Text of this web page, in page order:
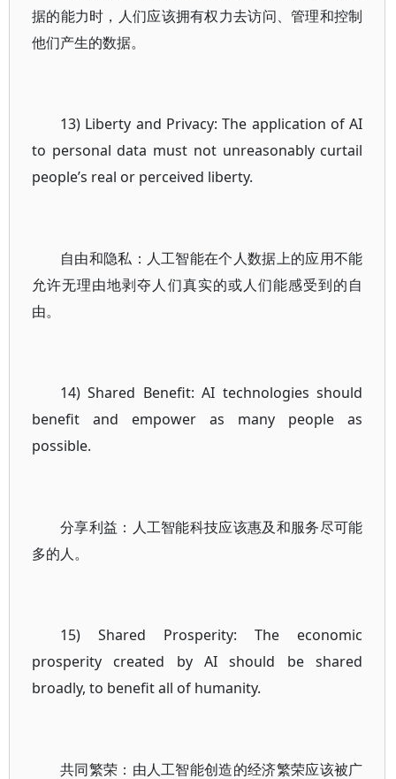
据的能力时，人们应该拥有权力去访问、管理和控制
他们产生的数据。
13) Liberty and Privacy: The application of AI
to personal data must not unreasonably curtail
people’s real or perceived liberty.
自由和隐私：人工智能在个人数据上的应用不能
允许无理由地剥夺人们真实的或人们能感受到的自
由。
14) Shared Benefit: AI technologies should
benefit and empower as many people as
possible.
分享利益：人工智能科技应该惠及和服务尽可能
多的人。
15) Shared Prosperity: The economic
prosperity created by AI should be shared
broadly, to benefit all of humanity.
共同繁荣：由人工智能创造的经济繁荣应该被广